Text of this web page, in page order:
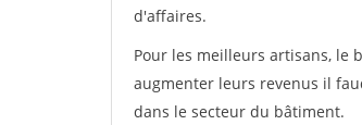
d'affaires.
Pour les meilleurs artisans, le
augmenter leurs revenus il
dans le secteur du bâtiment.